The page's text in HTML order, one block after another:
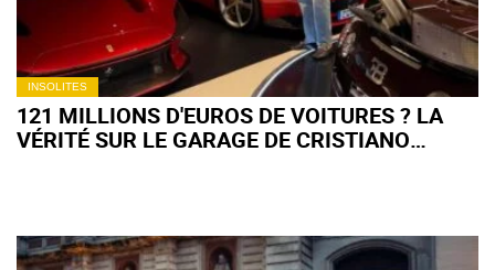
INSOLITES
121 MILLIONS D'EUROS DE VOITURES ? LA
VÉRITÉ SUR LE GARAGE DE CRISTIANO